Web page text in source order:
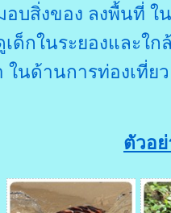
อบสิ่งของ ลงพื้นที่
เด็กในระยองและ
ในด้านการท่องเที่
ตัวอ